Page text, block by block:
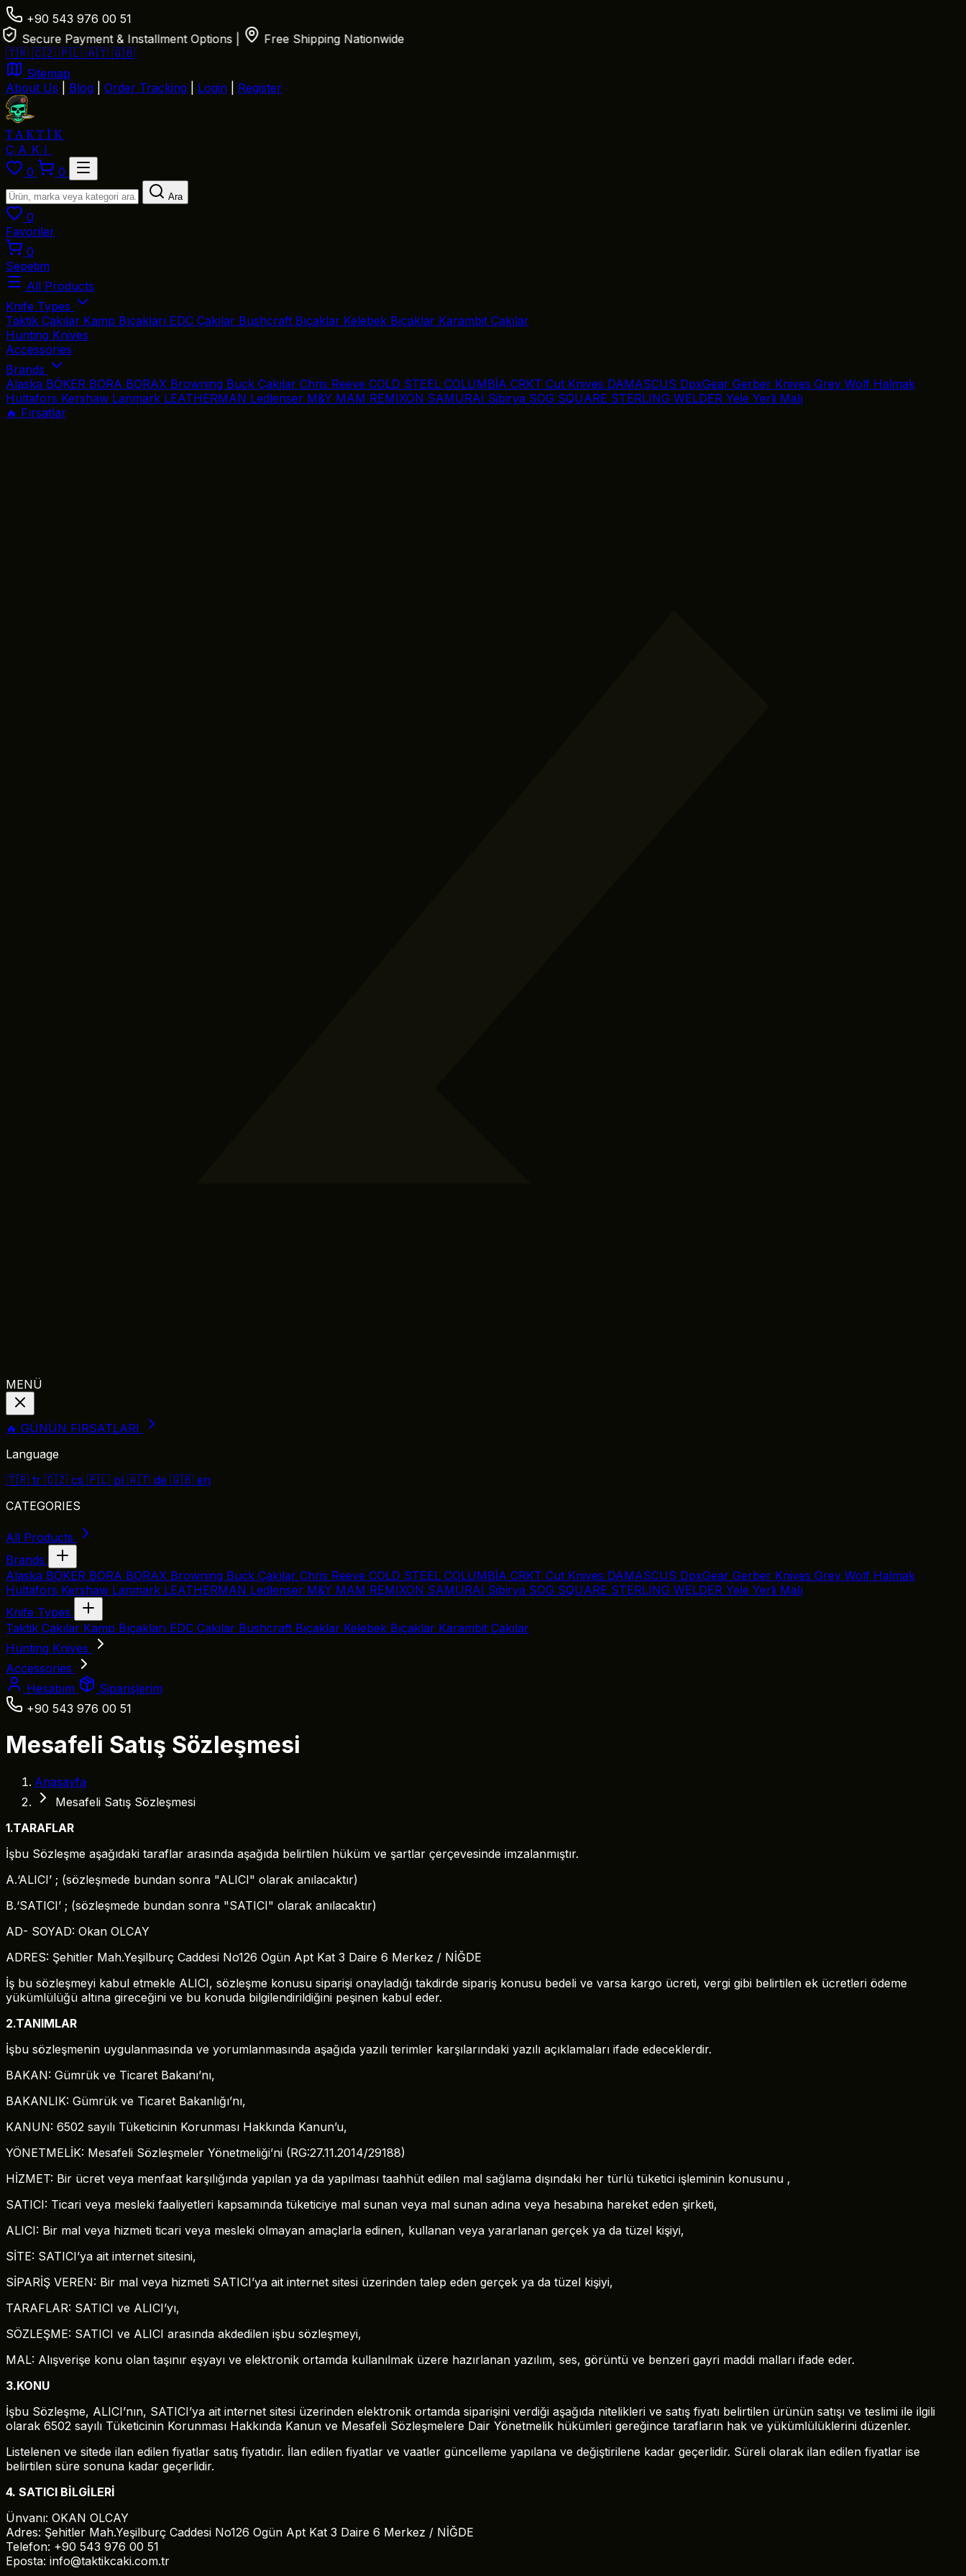
+90 543 976 00 51
Secure Payment & Installment Options |
Free Shipping Nationwide
🇹🇷 🇨🇿 🇵🇱 🇦🇹 🇬🇧
Sitemap
About Us
Blog Order Tracking Login Register
TAKTİK
ÇAKI
0
0
Ara
0
Favoriler
0
Sepetim
All Products
Knife Types
Taktik Çakılar Kamp Bıçakları EDC Çakılar Bushcraft Bıçaklar Kelebek Bıçaklar Karambit Çakılar
Hunting Knives
Accessories
Brands
Alaska BÖKER BORA BORAX Browning Buck Çakılar Chris Reeve COLD STEEL COLUMBİA CRKT Cut Knives DAMASCUS DpxGear Gerber Knives Grey Wolf Halmak
Hultafors Kershaw Lanmark LEATHERMAN Ledlenser M&Y MAM REMIXON SAMURAI Sibirya SOG SQUARE STERLING WELDER Yele Yerli Malı
🔥 Fırsatlar
MENÜ
🔥 GÜNÜN FIRSATLARI
Language
🇹🇷 tr 🇨🇿 cs 🇵🇱 pl 🇦🇹 de 🇬🇧 en
CATEGORIES
All Products
Brands
Alaska BÖKER BORA BORAX Browning Buck Çakılar Chris Reeve COLD STEEL COLUMBİA CRKT Cut Knives DAMASCUS DpxGear Gerber Knives Grey Wolf Halmak
Hultafors Kershaw Lanmark LEATHERMAN Ledlenser M&Y MAM REMIXON SAMURAI Sibirya SOG SQUARE STERLING WELDER Yele Yerli Malı
Knife Types
Taktik Çakılar Kamp Bıçakları EDC Çakılar Bushcraft Bıçaklar Kelebek Bıçaklar Karambit Çakılar
Hunting Knives
Accessories
Hesabım
Siparişlerim
+90 543 976 00 51
Mesafeli Satış Sözleşmesi
Anasayfa
Mesafeli Satış Sözleşmesi
1.TARAFLAR
İşbu Sözleşme aşağıdaki taraflar arasında aşağıda belirtilen hüküm ve şartlar çerçevesinde imzalanmıştır.
A.‘ALICI’ ; (sözleşmede bundan sonra "ALICI" olarak anılacaktır)
B.‘SATICI’ ; (sözleşmede bundan sonra "SATICI" olarak anılacaktır)
AD- SOYAD: Okan OLCAY
ADRES: Şehitler Mah.Yeşilburç Caddesi No126 Ogün Apt Kat 3 Daire 6 Merkez / NİĞDE
İş bu sözleşmeyi kabul etmekle ALICI, sözleşme konusu siparişi onayladığı takdirde sipariş konusu bedeli ve varsa kargo ücreti, vergi gibi belirtilen ek ücretleri ödeme
yükümlülüğü altına gireceğini ve bu konuda bilgilendirildiğini peşinen kabul eder.
2.TANIMLAR
İşbu sözleşmenin uygulanmasında ve yorumlanmasında aşağıda yazılı terimler karşılarındaki yazılı açıklamaları ifade edeceklerdir.
BAKAN: Gümrük ve Ticaret Bakanı’nı,
BAKANLIK: Gümrük ve Ticaret Bakanlığı’nı,
KANUN: 6502 sayılı Tüketicinin Korunması Hakkında Kanun’u,
YÖNETMELİK: Mesafeli Sözleşmeler Yönetmeliği’ni (RG:27.11.2014/29188)
HİZMET: Bir ücret veya menfaat karşılığında yapılan ya da yapılması taahhüt edilen mal sağlama dışındaki her türlü tüketici işleminin konusunu ,
SATICI: Ticari veya mesleki faaliyetleri kapsamında tüketiciye mal sunan veya mal sunan adına veya hesabına hareket eden şirketi,
ALICI: Bir mal veya hizmeti ticari veya mesleki olmayan amaçlarla edinen, kullanan veya yararlanan gerçek ya da tüzel kişiyi,
SİTE: SATICI’ya ait internet sitesini,
SİPARİŞ VEREN: Bir mal veya hizmeti SATICI’ya ait internet sitesi üzerinden talep eden gerçek ya da tüzel kişiyi,
TARAFLAR: SATICI ve ALICI’yı,
SÖZLEŞME: SATICI ve ALICI arasında akdedilen işbu sözleşmeyi,
MAL: Alışverişe konu olan taşınır eşyayı ve elektronik ortamda kullanılmak üzere hazırlanan yazılım, ses, görüntü ve benzeri gayri maddi malları ifade eder.
3.KONU
İşbu Sözleşme, ALICI’nın, SATICI’ya ait internet sitesi üzerinden elektronik ortamda siparişini verdiği aşağıda nitelikleri ve satış fiyatı belirtilen ürünün satışı ve teslimi ile ilgili
olarak 6502 sayılı Tüketicinin Korunması Hakkında Kanun ve Mesafeli Sözleşmelere Dair Yönetmelik hükümleri gereğince tarafların hak ve yükümlülüklerini düzenler.
Listelenen ve sitede ilan edilen fiyatlar satış fiyatıdır. İlan edilen fiyatlar ve vaatler güncelleme yapılana ve değiştirilene kadar geçerlidir. Süreli olarak ilan edilen fiyatlar ise
belirtilen süre sonuna kadar geçerlidir.
4. SATICI BİLGİLERİ
Ünvanı: OKAN OLCAY
Adres: Şehitler Mah.Yeşilburç Caddesi No126 Ogün Apt Kat 3 Daire 6 Merkez / NİĞDE
Telefon: +90 543 976 00 51
Eposta: info@taktikcaki.com.tr